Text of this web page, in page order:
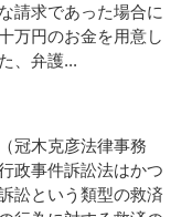
請求であった場合に
万円のお金を用意し
、弁護...
冠木克彦法律事務
政事件訴訟法はかつ
訟という類型の救済